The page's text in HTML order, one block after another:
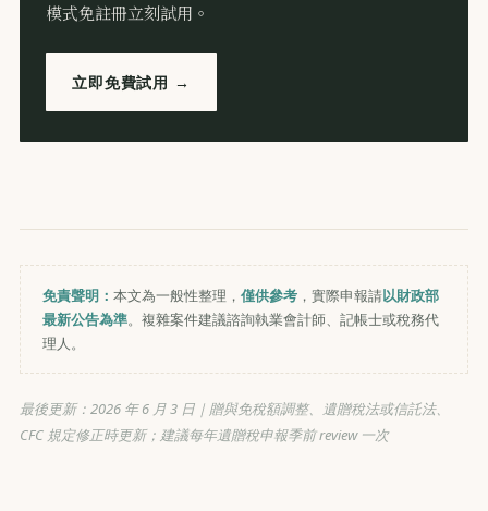
模式免註冊立刻試用。
立即免費試用 →
免責聲明： 本文為一般性整理， 僅供參考 ，實際申報請以財政部
最新公告為準。複雜案件建議諮詢執業會計師、記帳士或稅務代
理人。
最後更新： 2026 年 6 月 3 日 ｜贈與免稅額調整、遺贈稅法或信託法、
CFC 規定修正時更新；建議每年遺贈稅申報季前 review 一次